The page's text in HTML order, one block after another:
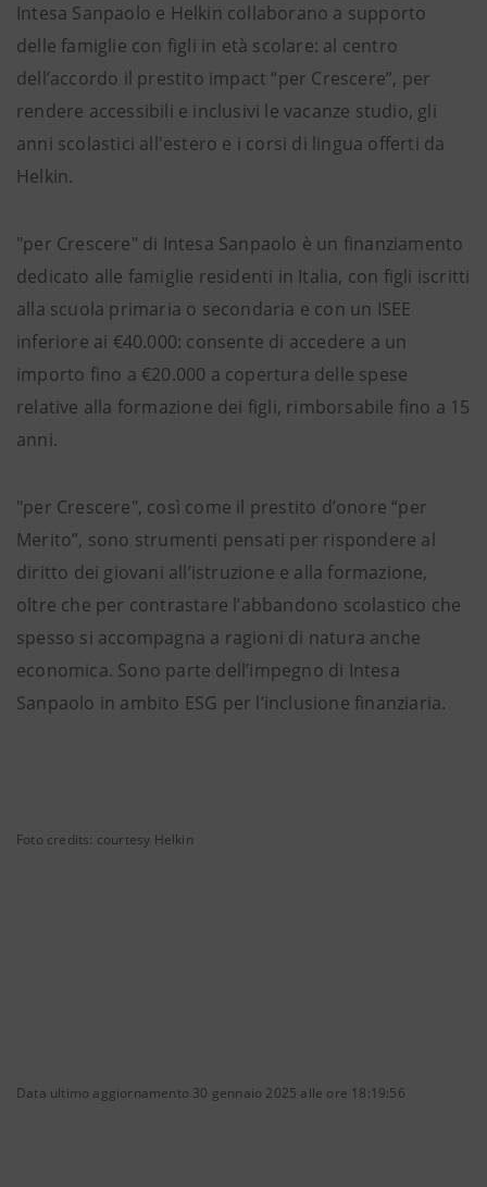
Intesa Sanpaolo e Helkin collaborano a supporto
delle famiglie con figli in età scolare: al centro
dell’accordo il prestito impact “per Crescere”, per
rendere accessibili e inclusivi le vacanze studio, gli
anni scolastici all'estero e i corsi di lingua offerti da
Helkin.
"per Crescere" di Intesa Sanpaolo è un finanziamento
dedicato alle famiglie residenti in Italia, con figli iscritti
alla scuola primaria o secondaria e con un ISEE
inferiore ai €40.000: consente di accedere a un
importo fino a €20.000 a copertura delle spese
relative alla formazione dei figli, rimborsabile fino a 15
anni.
"per Crescere", così come il prestito d’onore “per
Merito”, sono strumenti pensati per rispondere al
diritto dei giovani all’istruzione e alla formazione,
oltre che per contrastare l’abbandono scolastico che
spesso si accompagna a ragioni di natura anche
economica. Sono parte dell’impegno di Intesa
Sanpaolo in ambito ESG per l’inclusione finanziaria.
Foto credits: courtesy Helkin
Data ultimo aggiornamento 30 gennaio 2025 alle ore 18:19:56